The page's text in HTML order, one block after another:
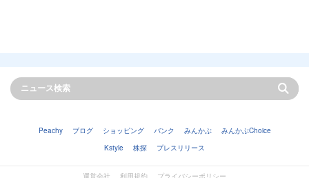
Peachy ブログ ショッピング バンク みんかぶ
みんかぶChoice
Kstyle
株探 プレスリリース
運営会社 利用規約 プライバシーポリシー